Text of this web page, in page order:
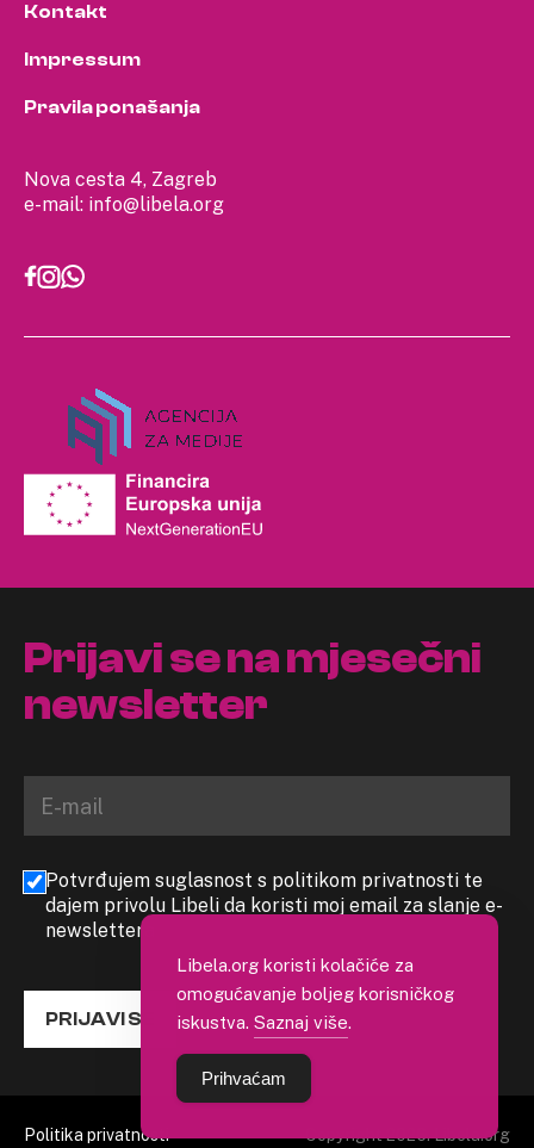
Nova cesta 4, Zagreb
e-mail: info@libela.org
Kontakt
Impressum
Pravila ponašanja
Prijavi se na mjesečni
newsletter
Potvrđujem suglasnost s politikom privatnosti te
dajem privolu Libeli da koristi moj email za slanje e-
newslettera
PRIJAVI SE
Politika privatnosti Copyright 2026. Libela.org
Libela.org koristi kolačiće za
omogućavanje boljeg korisničkog
iskustva. Saznaj više.
Prihvaćam